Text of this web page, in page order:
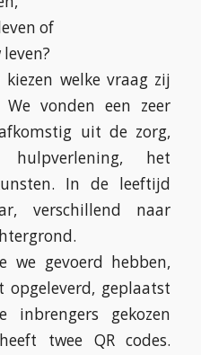
of
kiezen welke vraag zij
vonden een zeer
uit de zorg,
het
In de leeftijd
verschillend naar
we gevoerd hebben,
opgeleverd, geplaatst
gekozen
twee QR codes.